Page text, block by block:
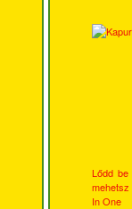
Lődd
In One